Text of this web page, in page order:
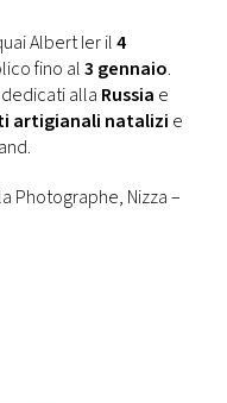
Albert Ier il4
fino al3 gennaio.
dedicati alla Russia e
artigianali natalizi e
Photographe, Nizza –